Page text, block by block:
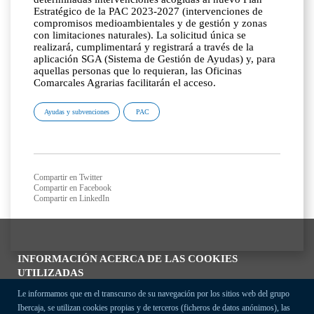
INFORMACIÓN ACERCA DE LAS COOKIES
UTILIZADAS
Le informamos que en el transcurso de su navegación por los sitios web del grupo
Ibercaja, se utilizan cookies propias y de terceros (ficheros de datos anónimos), las
Estratégico de la PAC 2023-2027 (intervenciones de
compromisos medioambientales y de gestión y zonas
con limitaciones naturales). La solicitud única se
realizará, cumplimentará y registrará a través de la
aplicación SGA (Sistema de Gestión de Ayudas) y, para
aquellas personas que lo requieran, las Oficinas
Comarcales Agrarias facilitarán el acceso.
Ayudas y subvenciones PAC
Compartir en Twitter
Compartir en Facebook
Compartir en LinkedIn